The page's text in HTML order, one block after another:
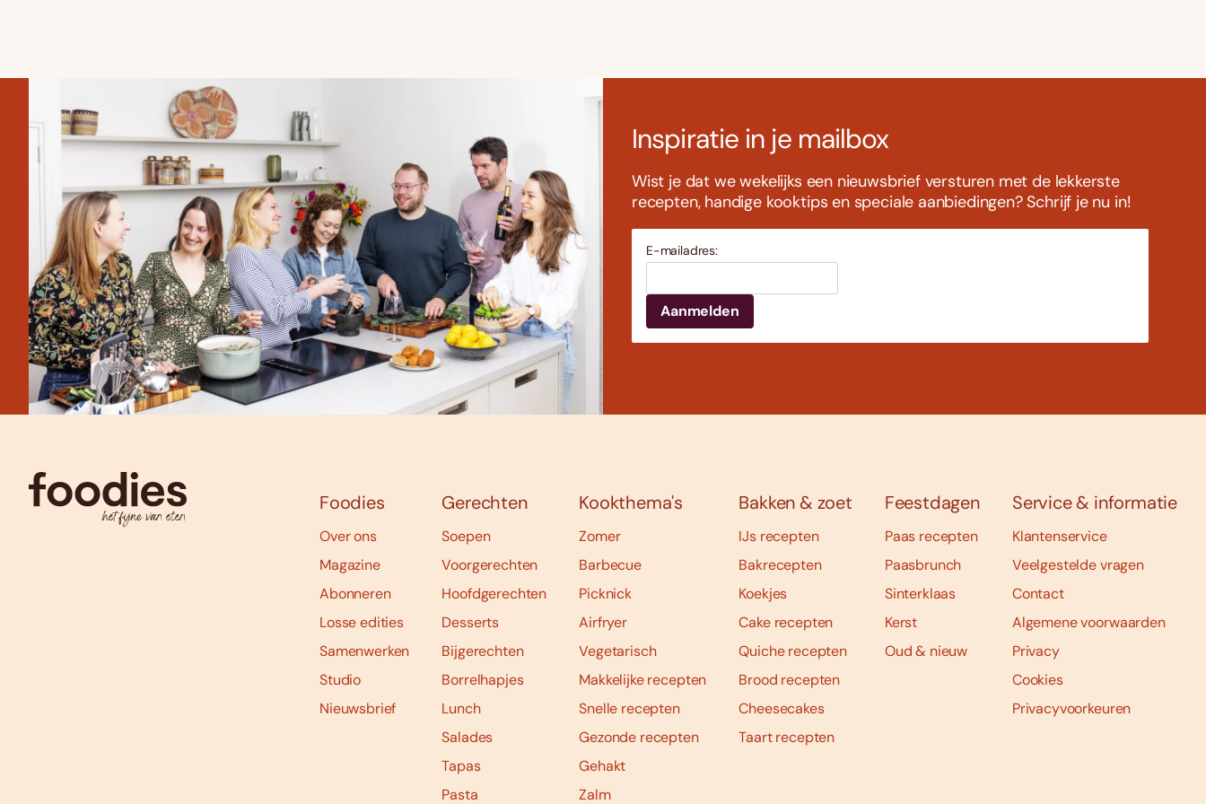
Inspiratie in je mailbox
Wist je dat we wekelijks een nieuwsbrief versturen met de lekkerste
recepten, handige kooktips en speciale aanbiedingen? Schrijf je nu in!
E-mailadres:
Foodies
Over ons
Magazine
Abonneren
Losse edities
Samenwerken
Studio
Nieuwsbrief
Gerechten
Soepen
Voorgerechten
Hoofdgerechten
Desserts
Bijgerechten
Borrelhapjes
Lunch
Salades
Tapas
Pasta
Kookthema's
Zomer
Barbecue
Picknick
Airfryer
Vegetarisch
Makkelijke recepten
Snelle recepten
Gezonde recepten
Gehakt
Zalm
Bakken & zoet
IJs recepten
Bakrecepten
Koekjes
Cake recepten
Quiche recepten
Brood recepten
Cheesecakes
Taart recepten
Feestdagen
Paas recepten
Paasbrunch
Sinterklaas
Kerst
Oud & nieuw
Service & informatie
Klantenservice
Veelgestelde vragen
Contact
Algemene voorwaarden
Privacy
Cookies
Privacyvoorkeuren